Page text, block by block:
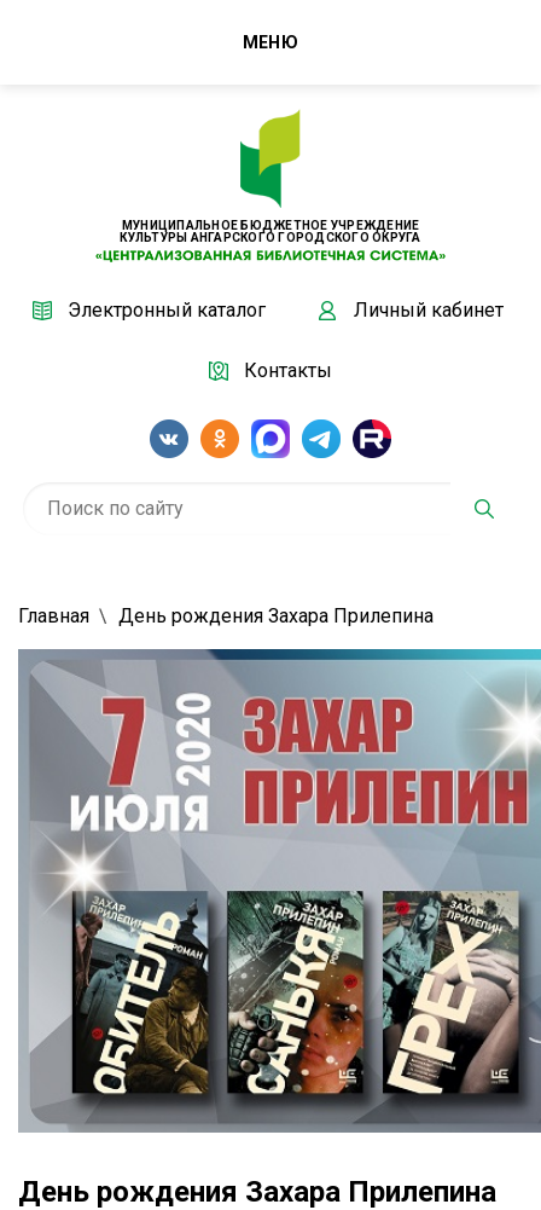
МУНИЦИПАЛЬНОЕ БЮДЖЕТНОЕ УЧРЕЖДЕНИЕ
КУЛЬТУРЫ АНГАРСКОГО ГОРОДСКОГО ОКРУГА
Электронный каталог Личный кабинет
Контакты
МЕНЮ
Главная День рождения Захара Прилепина
День рождения Захара Прилепина